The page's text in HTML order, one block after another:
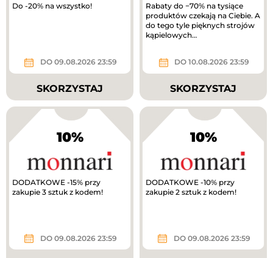
Do -20% na wszystko!
DO 09.08.2026 23:59
SKORZYSTAJ
Rabaty do −70% na tysiące
produktów czekają na Ciebie. A
do tego tyle pięknych strojów
kąpielowych…
DO 10.08.2026 23:59
SKORZYSTAJ
10%
DODATKOWE -15% przy
zakupie 3 sztuk z kodem!
DO 09.08.2026 23:59
10%
DODATKOWE -10% przy
zakupie 2 sztuk z kodem!
DO 09.08.2026 23:59